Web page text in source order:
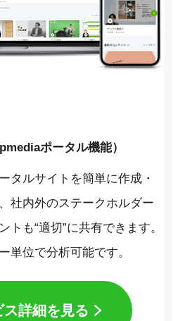
ポータル機能）
タルサイトを簡単に作成・
社内外のステークホルダー
トも“適切”に共有できます。
単位で分析可能です。
ス詳細を見る